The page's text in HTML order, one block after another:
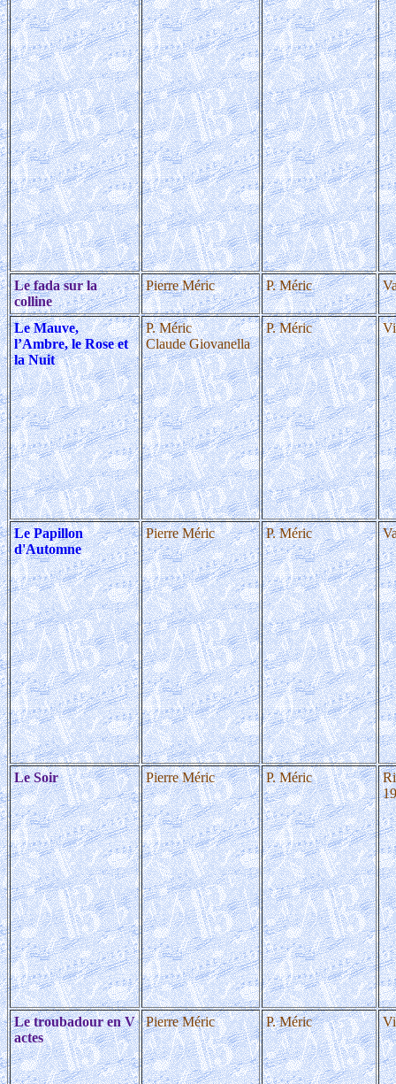
Le fada sur la
colline
Pierre Méric P. Méric
Le Mauve,
l’Ambre, le Rose et
la Nuit
P. Méric
Claude Giovanella
P. Méric
Le Papillon
d'Automne
Pierre Méric P. Méric
Le Soir Pierre Méric P. Méric
Le troubadour en V
actes
Pierre Méric P. Méric